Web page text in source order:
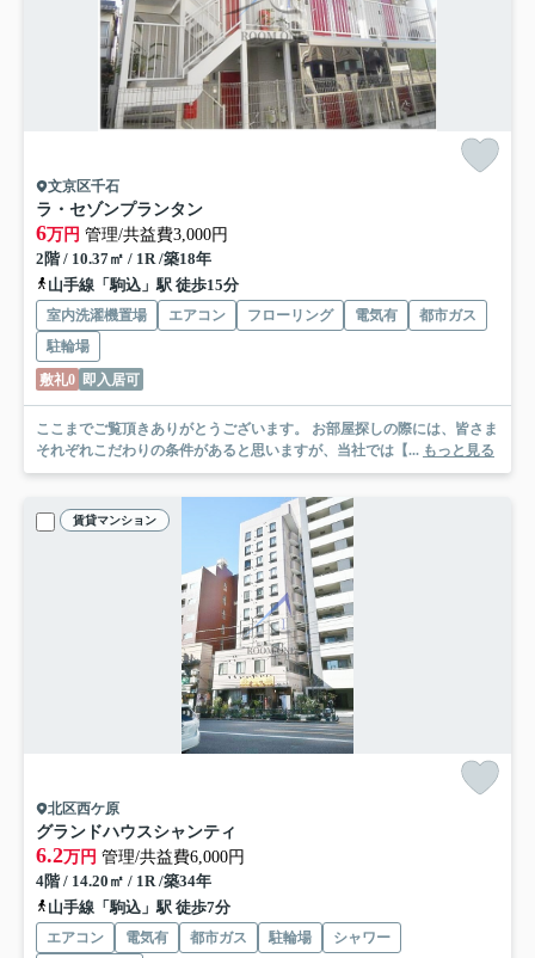
文京区千石
ラ・セゾンプランタン
6万円 管理/共益費3,000円
2階 / 10.37㎡ / 1R /築18年
山手線「駒込」駅 徒歩15分
室内洗濯機置場 エアコン フローリング 電気有
都市ガス
駐輪場
敷礼0 即入居可
ここまでご覧頂きありがとうございます。 お部屋探しの際には、皆さま
それぞれこだわりの条件があると思いますが、当社では【... もっと見る
賃貸マンション
北区西ケ原
グランドハウスシャンティ
6.2万円 管理/共益費6,000円
4階 / 14.20㎡ / 1R /築34年
山手線「駒込」駅 徒歩7分
エアコン 電気有 都市ガス 駐輪場
シャワー